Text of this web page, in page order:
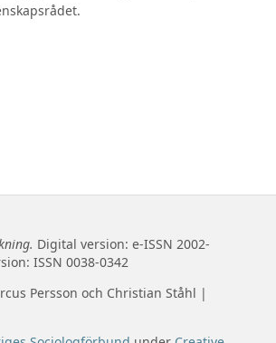
Digital version: e-ISSN 2002-
ISSN 0038-0342
Persson och Christian Ståhl |